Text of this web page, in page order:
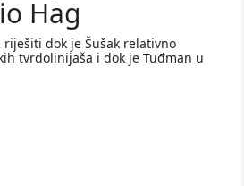
Hag
dok je Šušak relativno
tvrdolinijaša i dok je Tuđman u